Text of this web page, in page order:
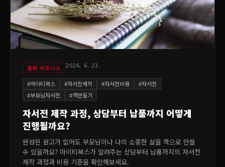
출판 비즈니스 2026. 6. 23.
#마이티북스 #자서전제작 #자서전비용 #자서전
#부모님자서전 #책만들기
자서전 제작 과정, 상담부터 납품까지 어떻게
진행될까요?
완성된 원고가 없어도 부모님이나 나의 소중한 삶을 책으로 만들
수 있을까요? 마이티북스가 알려주는 상담부터 납품까지의 자서전
제작 과정과 비용 기준을 확인해보세요.